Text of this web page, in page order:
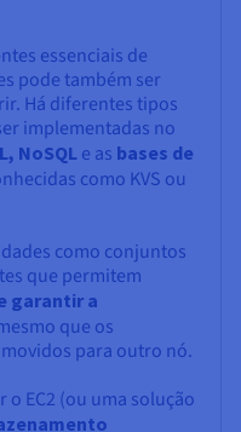
essenciais de
pode também ser
Há diferentes tipos
implementadas no
NoSQL e as bases de
como KVS ou
como conjuntos
que permitem
garantir a
que os
para outro nó.
EC2 (ou uma solução